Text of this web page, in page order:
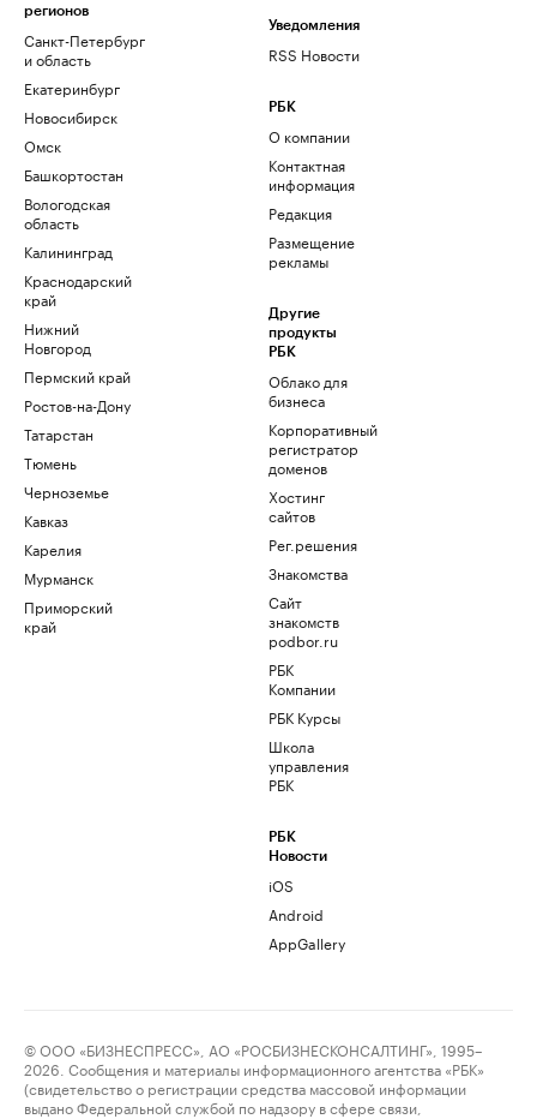
регионов
Санкт-Петербург
и область
Екатеринбург
Новосибирск
Омск
Башкортостан
Вологодская
область
Калининград
Краснодарский
край
Нижний
Новгород
Пермский край
Ростов-на-Дону
Татарстан
Тюмень
Черноземье
Кавказ
Карелия
Мурманск
Приморский
край
Уведомления
RSS Новости
РБК
О компании
Контактная
информация
Редакция
Размещение
рекламы
Другие
продукты
РБК
Облако для
бизнеса
Корпоративный
регистратор
доменов
Хостинг
сайтов
Рег.решения
Знакомства
Сайт
знакомств
podbor.ru
РБК
Компании
РБК Курсы
Школа
управления
РБК
РБК
Новости
iOS
Android
AppGallery
© ООО «БИЗНЕСПРЕСС», АО «РОСБИЗНЕСКОНСАЛТИНГ», 1995–
2026. Сообщения и материалы информационного агентства «РБК»
(свидетельство о регистрации средства массовой информации
выдано Федеральной службой по надзору в сфере связи,